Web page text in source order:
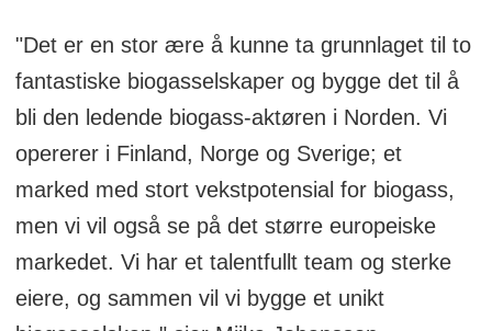
"Det er en stor ære å kunne ta grunnlaget til to
fantastiske biogasselskaper og bygge det til å
bli den ledende biogass-aktøren i Norden. Vi
opererer i Finland, Norge og Sverige; et
marked med stort vekstpotensial for biogass,
men vi vil også se på det større europeiske
markedet. Vi har et talentfullt team og sterke
eiere, og sammen vil vi bygge et unikt